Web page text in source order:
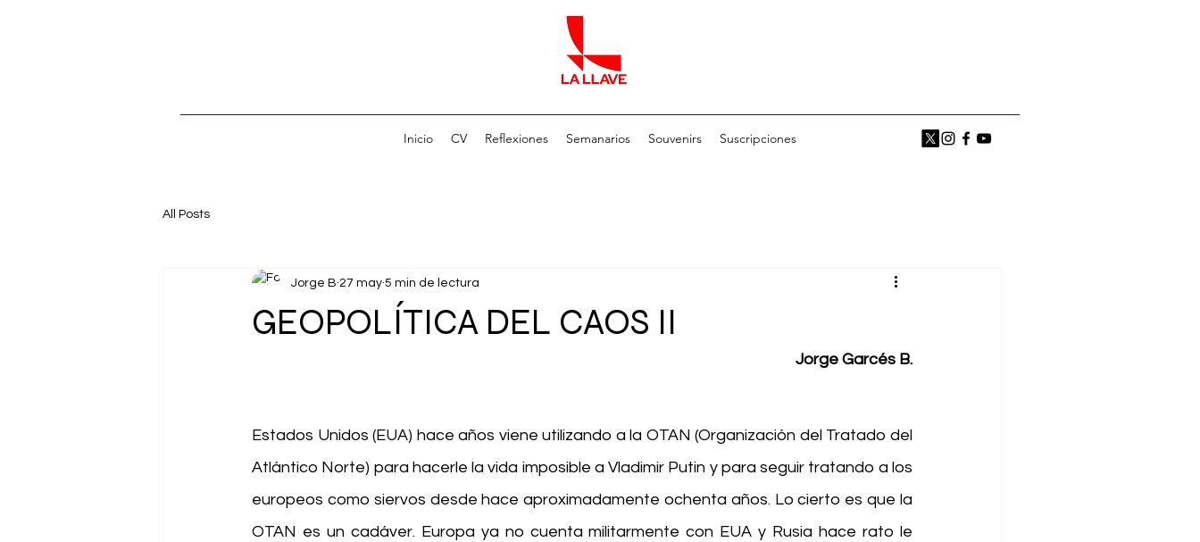
Inicio CV Reflexiones Semanarios Souvenirs Suscripciones
All Posts
GEOPOLÍTICA DEL CAOS II
Jorge B 27 may 5 min de lectura
Jorge Garcés B.
Estados Unidos (EUA) hace años viene utilizando a la OTAN (Organización del Tratado del
Atlántico Norte) para hacerle la vida imposible a Vladimir Putin y para seguir tratando a los
europeos como siervos desde hace aproximadamente ochenta años. Lo cierto es que la
OTAN es un cadáver. Europa ya no cuenta militarmente con EUA y Rusia hace rato le